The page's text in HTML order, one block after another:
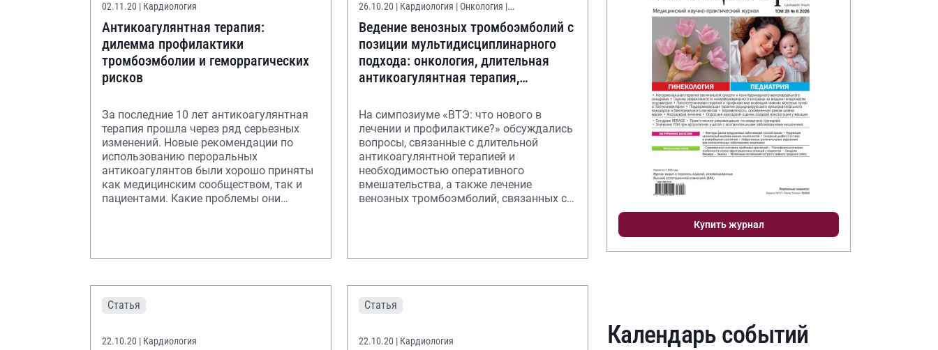
02.11.20 | Кардиология
Антикоагулянтная терапия:
дилемма профилактики
тромбоэмболии и геморрагических
рисков
За последние 10 лет антикоагулянтная
терапия прошла через ряд серьезных
изменений. Новые рекомендации по
использованию пероральных
антикоагулянтов были хорошо приняты
как медицинским сообществом, так и
пациентами. Какие проблемы они
26.10.20 | Кардиология | Онкология |
Онконастороженность
Ведение венозных тромбоэмболий с
позиции мультидисциплинарного
подхода: онкология, длительная
антикоагулянтная терапия,
На симпозиуме «ВТЭ: что нового в
лечении и профилактике?» обсуждались
вопросы, связанные с длительной
антикоагулянтной терапией и
необходимостью оперативного
вмешательства, а также лечение
венозных тромбоэмболий, связанных с
Статья
22.10.20 | Кардиология
Статья
22.10.20 | Кардиология
Купить журнал
Календарь событий